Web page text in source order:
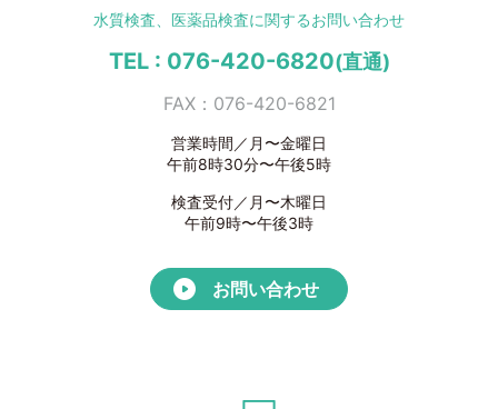
水質検査、医薬品検査に関するお問い合わせ
TEL : 076-420-6820(直通)
FAX：076-420-6821
営業時間／月〜金曜日
午前8時30分〜午後5時
検査受付／月〜木曜日
午前9時〜午後3時
お問い合わせ